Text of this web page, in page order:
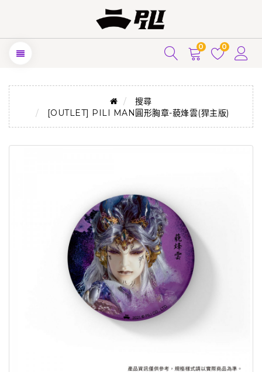
0 0
搜尋
[OUTLET] PILI MAN圓形胸章-藐烽雲(猂主版)